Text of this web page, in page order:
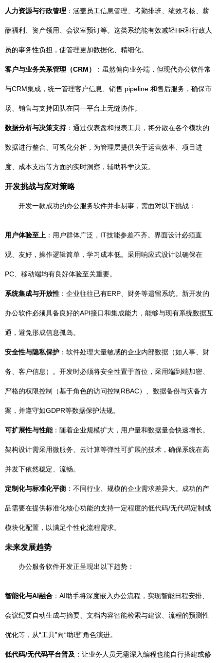
人力资源与行政管理 ：涵盖员工信息管理、考勤排班、绩效考核、薪
酬福利、资产领用、会议室预订等。这类系统能有效减轻HR和行政人
员的事务性负担，使管理更加数据化、精细化。
客户与业务关系管理（CRM） ：虽然偏向业务端，但现代办公软件常
与CRM集成，统一管理客户信息、销售 pipeline 和售后服务，确保市
场、销售与支持团队在同一平台上无缝协作。
数据分析与决策支持：通过仪表盘和报表工具，将分散在各个模块的
数据进行整合、可视化分析，为管理层提供关于运营效率、项目进
度、成本支出等方面的实时洞察，辅助科学决策。
开发挑战与应对策略
开发一款成功的办公服务软件并非易事，需面对以下挑战：
用户体验至上 ：用户群体广泛，IT技能参差不齐。界面设计必须直
观、友好，操作逻辑简单，学习成本低。采用响应式设计以确保在
PC、移动端均有良好体验至关重要。
系统集成与开放性 ：企业往往已有ERP、财务等遗留系统。新开发的
办公软件必须具备良好的API接口和集成能力，能够与现有系统数据互
通，避免形成信息孤岛。
安全性与隐私保护 ：软件处理大量敏感的企业内部数据（如人事、财
务、客户信息）。开发时必须将安全性置于首位，采用端到端加密、
严格的权限控制（基于角色的访问控制RBAC）、数据备份与灾备方
案，并遵守如GDPR等数据保护法规。
可扩展性与性能：随着企业规模扩大，用户量和数据量会快速增长。
架构设计需采用微服务、云计算等弹性可扩展的技术，确保系统在高
并发下依然稳定、流畅。
定制化与标准化平衡 ：不同行业、规模的企业需求差异大。成功的产
品需要在提供标准化核心功能的支持一定程度的低代码/无代码定制或
模块化配置，以满足个性化流程需求。
未来发展趋势
办公服务软件开发正呈现出以下趋势：
智能化与AI融合 ：AI助手将深度嵌入办公流程，实现智能日程安排、
会议纪要自动生成与摘要、文档内容智能检索与建议、流程的预测性
优化等，从“工具”向“助理”角色演进。
低代码/无代码平台普及 ：让业务人员无需深入编程也能自行搭建或修